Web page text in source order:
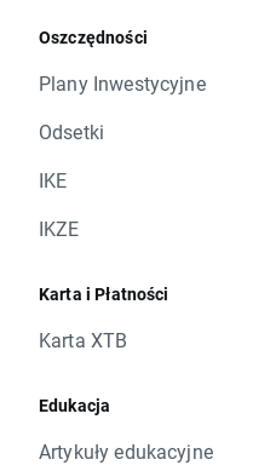
Oszczędności
Plany Inwestycyjne
Odsetki
IKE
IKZE
Karta i Płatności
Karta XTB
Edukacja
Artykuły edukacyjne